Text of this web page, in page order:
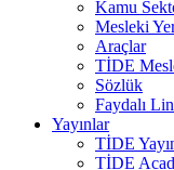
Kamu
Mesleki
Araçlar
TİDE
Sözlük
Faydalı
Yayınlar
TİDE
TİDE